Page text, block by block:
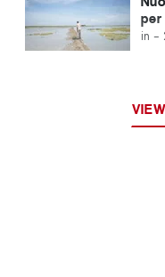
in -